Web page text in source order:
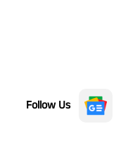
Follow Us